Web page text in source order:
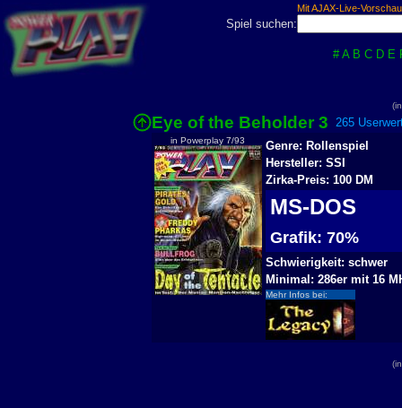
Mit AJAX-Live-
Spiel suchen:
# A B C D E
Eye of the Beholder 3 265
in Powerplay 7/93
Genre: Rollenspiel
Hersteller: SSI
Zirka-Preis: 100 DM
MS-DOS
Grafik: 70%
Schwierigkeit: schwer
Minimal: 286er mit 16
Mehr Infos bei: